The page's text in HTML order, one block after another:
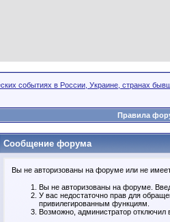
событиях в России, Украине, странах
Правила
Сообщение форума
Вы не авторизованы на форуме или не
Вы не авторизованы на форуме.
У вас недостаточно прав для
привилегированным функциям.
Возможно, администратор